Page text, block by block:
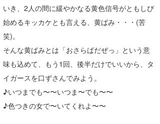
いき、2人の間に緩やかなる黄色信号がともしび
始めるキッカケとも言える、黄ばみ・・・(苦
笑)。
そんな黄ばみとは「おさらばだぜっ」という意
味も込めて、もう1回、後半だけでいいから、タ
イガースを口ずさんでみよう。
♪いつまでも〜〜いつま〜でも〜〜
♪色つきの女で〜いてくれよ〜〜
大野”MAR”修聖
H
KOBU
KY
MIN